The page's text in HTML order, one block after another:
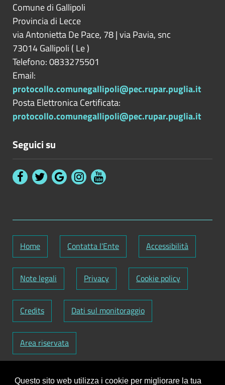
Questo sito web utilizza i cookie per migliorare la tua
Comune di Gallipoli
Provincia di Lecce
via Antonietta De Pace, 78 | via Pavia, snc
73014Gallipoli ( Le)
Telefono: 0833275501
Email:
protocollo.comunegallipoli@pec.rupar.puglia.it
Posta Elettronica Certificata:
protocollo.comunegallipoli@pec.rupar.puglia.it
Seguici su
Home Contatta l'Ente Accessibilità
Note legali Privacy Cookie policy
Credits Dati sul monitoraggio
Area riservata
Codice Fiscale: 82000090751-Partita IVA: